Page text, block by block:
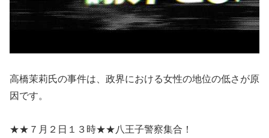
高橋茉莉氏の事件は、政界における女性の地位の低さが原
因です。
★★７月２日１３時★★八王子警察集合！